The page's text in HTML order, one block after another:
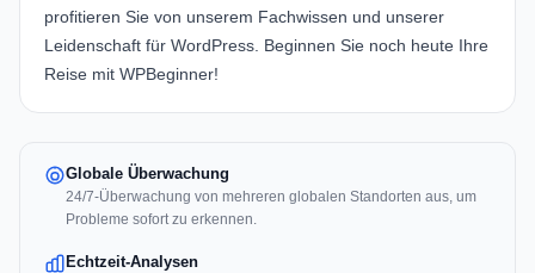
profitieren Sie von unserem Fachwissen und unserer
Leidenschaft für WordPress. Beginnen Sie noch heute Ihre
Reise mit WPBeginner!
Globale Überwachung
24/7-Überwachung von mehreren globalen Standorten aus, um
Probleme sofort zu erkennen.
Echtzeit-Analysen